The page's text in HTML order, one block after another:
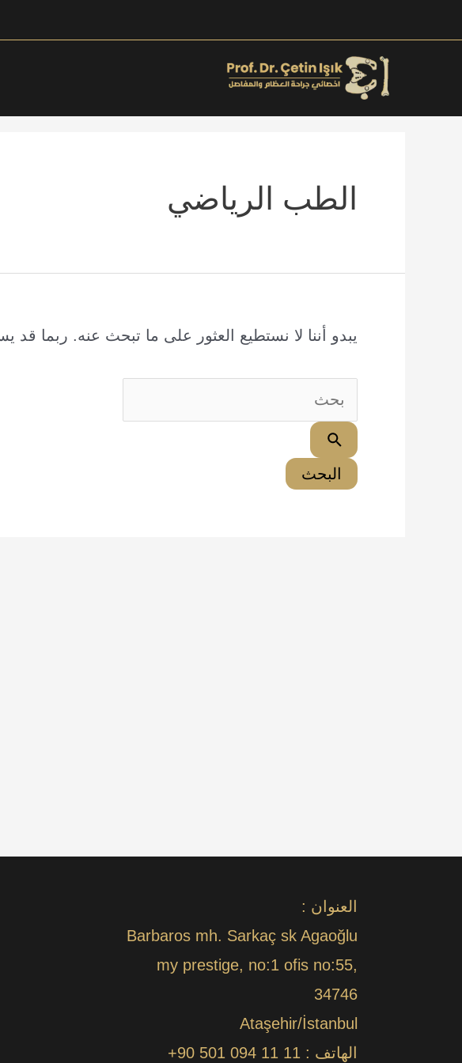
إلى
الطب الرياضي
يبدو أننا لا نستطيع العثور على ما تبحث عنه. ربما قد
عن:
العنوان :
Barbaros mh. Sarkaç sk Agaoğlu
my prestige, no:1 ofis no:55,
34746
Ataşehir/İstanbul
الهاتف : +90 501 094 11 11